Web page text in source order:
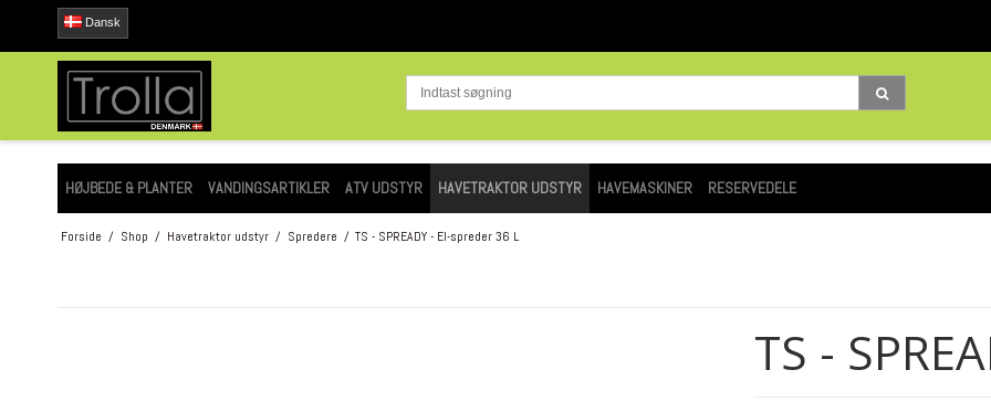
Dansk
HØJBEDE & PLANTER VANDINGSARTIKLER ATV UDSTYR HAVETRAKTOR UDSTYR HAVEMASKINER RESERVEDELE
Forside / Shop / Havetraktor udstyr / Spredere / TS - SPREADY - El-spreder 36 L
TS -